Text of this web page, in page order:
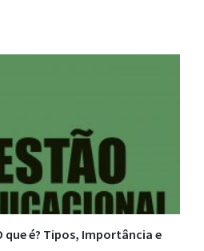
que é? Tipos, Importância e